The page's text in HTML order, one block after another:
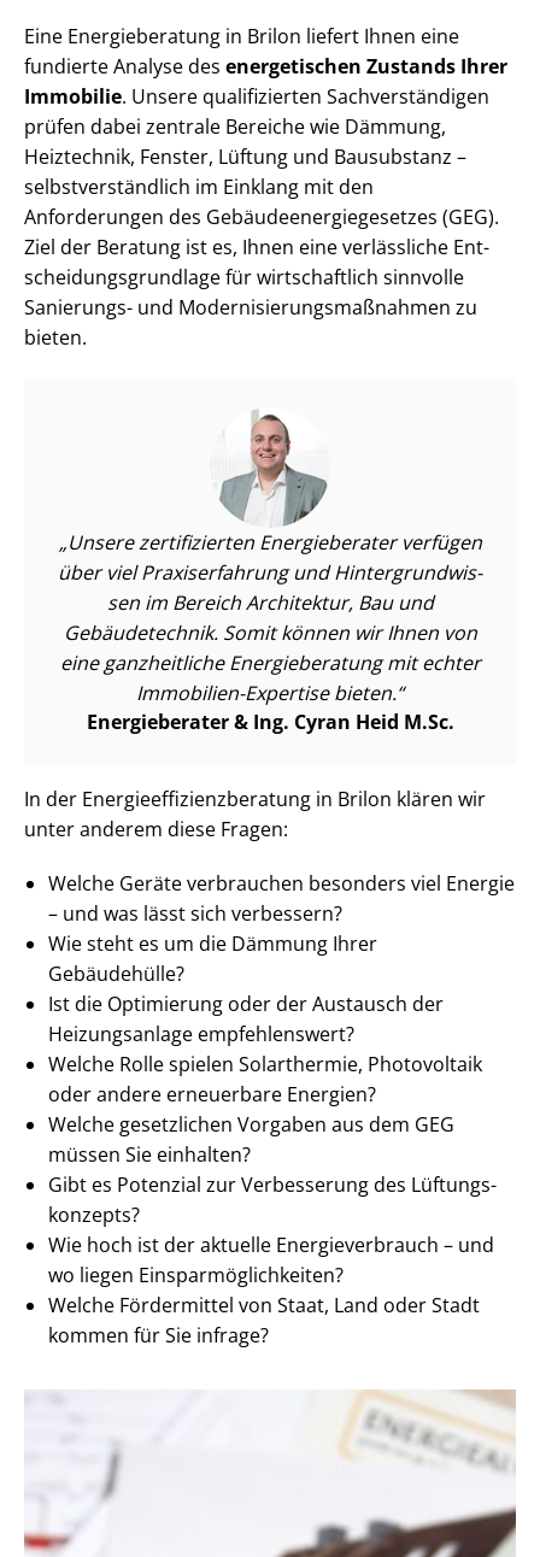
Eine Energieberatung in Brilon liefert Ihnen eine
fundierte Analyse des energetischen Zustands Ihrer
Immobilie. Unsere qualifizierten Sach­ver­stän­di­gen
prüfen dabei zentrale Bereiche wie Dämmung,
Heiztechnik, Fenster, Lüftung und Bausubstanz –
selbst­ver­ständ­lich im Einklang mit den
Anforderungen des Ge­bäu­de­en­er­gie­ge­set­zes (GEG).
Ziel der Beratung ist es, Ihnen eine verlässliche Ent­
schei­dungs­grund­la­ge für wirtschaftlich sinnvolle
Sanierungs- und Mo­der­ni­sie­rungs­maß­nah­men zu
bieten.
Unsere zertifizierten Energieberater verfügen
über viel Praxiserfahrung und Hin­ter­grund­wis­
sen im Bereich Architektur, Bau und
Gebäudetechnik. Somit können wir Ihnen von
eine ganzheitliche Energieberatung mit echter
Immobilien-Expertise bieten.
Energieberater & Ing. Cyran Heid M.Sc.
In der En­er­gie­ef­fi­zi­enz­be­ra­tung in Brilon klären wir
unter anderem diese Fragen:
Welche Geräte verbrauchen besonders viel Energie
– und was lässt sich verbessern?
Wie steht es um die Dämmung Ihrer
Gebäudehülle?
Ist die Optimierung oder der Austausch der
Heizungsanlage empfehlenswert?
Welche Rolle spielen Solarthermie, Photovoltaik
oder andere erneuerbare Energien?
Welche gesetzlichen Vorgaben aus dem GEG
müssen Sie einhalten?
Gibt es Potenzial zur Verbesserung des Lüf­tungs­
kon­zepts?
Wie hoch ist der aktuelle En­er­gie­ver­brauch – und
wo liegen Ein­spar­mög­lich­kei­ten?
Welche Fördermittel von Staat, Land oder Stadt
kommen für Sie infrage?